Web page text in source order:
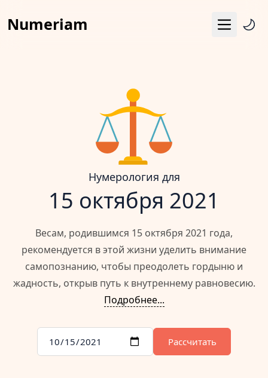
Numeriam Меню
Матрица судьбы
Гороскоп
Календарь
Нумерология для
15 октября 2021
Весам, родившимся 15 октября 2021 года,
рекомендуется в этой жизни уделить внимание
самопознанию, чтобы преодолеть гордыню и
жадность, открыв путь к внутреннему равновесию.
Подробнее...
Рассчитать